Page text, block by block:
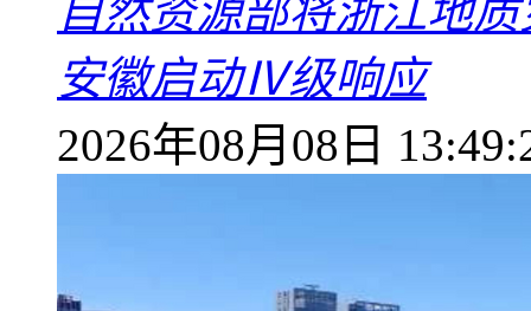
自然资源部将浙江地
安徽启动Ⅳ级响应
2026年08月08日